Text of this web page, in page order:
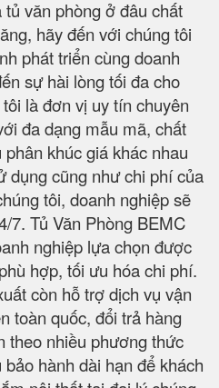
văn phòng ở đâu chất
hãy đến với chúng tôi
phát triển cùng doanh
sự hài lòng tối đa cho
là đơn vị uy tín chuyên
đa dạng mẫu mã, chất
khúc giá khác nhau
dụng cũng như chi phí của
tôi, doanh nghiệp sẽ
7. Tủ Văn Phòng BEMC
nghiệp lựa chọn được
hợp, tối ưu hóa chi phí.
còn hỗ trợ dịch vụ vận
toàn quốc, đổi trả hàng
theo nhiều phương thức
hành dài hạn để khách